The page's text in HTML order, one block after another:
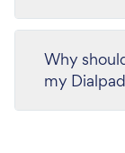
Why
my